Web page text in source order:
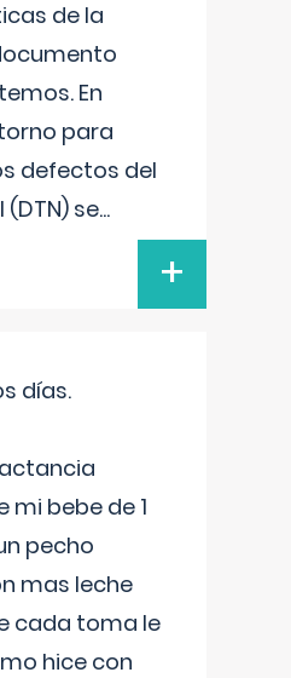
de la
En
para
defectos del
se...
+
días.
mi bebe de 1
pecho
mas leche
cada toma le
hice con